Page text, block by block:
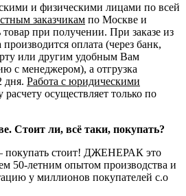
и физическими лицами по всей
заказчикам по Москве и
товар при получении. При заказе из
производится оплата (через банк,
или другим удобным Вам
с менеджером), а отгрузка
дня. Работа с юридическими
осуществляет только по
Стоит ли, всё таки, покупать?
покупать стоит! ДЖЕНЕРАК это
50-летним опытом производства и
у миллионов покупателей с.о